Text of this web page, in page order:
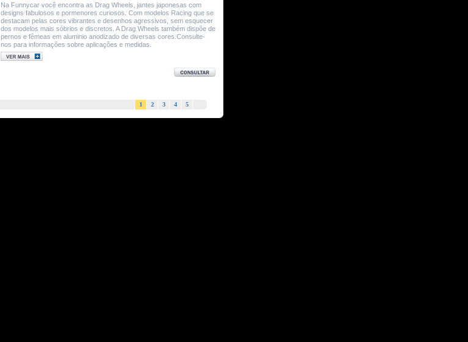
Na Funnycar você encontra as Drag Wheels, jantes japonesas com
designs fabulosos e pormenores curiosos. Com modelos Racing que se
destacam pelas cores vibrantes e desenhos agressivos, sem esquecer
dos modelos mais sóbrios e discretos. A Drag Wheels também dispõe de
pernos e fêmeas em aluminio anodizado de diversas cores.Consulte-
nos para informações sobre aplicações e medidas.
1 2 3 4 5